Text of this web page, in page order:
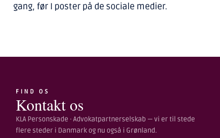
gang, før I poster på de sociale medier.
FIND OS
Kontakt os
KLA Personskade · Advokatpartnerselskab — vi er til stede
flere steder i Danmark og nu også i Grønland.